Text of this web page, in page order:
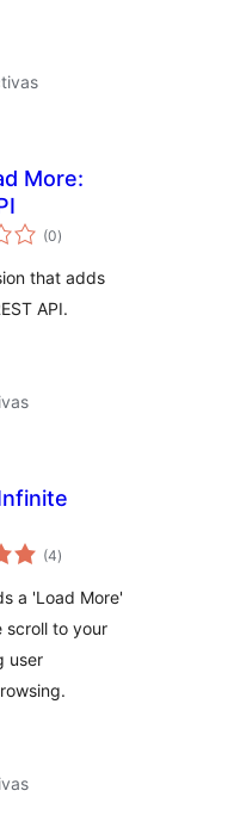
More:
(0valoraciones
en
)
that adds
API.
(4valoraciones
en
)
a 'Load More'
scroll to your
user